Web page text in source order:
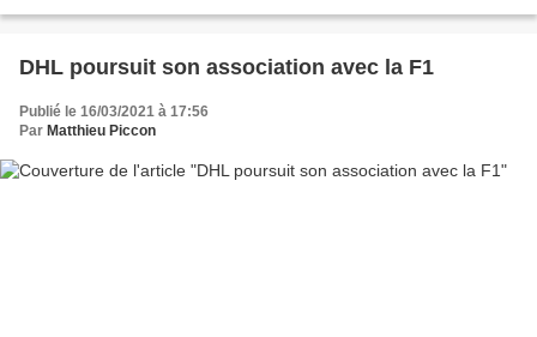
DHL poursuit son association avec la F1
Publié le 16/03/2021 à 17:56
Par Matthieu Piccon